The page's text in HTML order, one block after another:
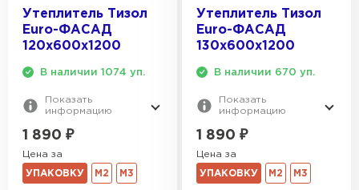
Утеплитель Тизол
Euro-ФАСАД
120х600х1200
В наличии 1074 уп.
Показать
информацию
1 890 ₽
Цена за
УПАКОВКУ М2 М3
Утеплитель Тизол
Euro-ФАСАД
130х600х1200
В наличии 670 уп.
Показать
информацию
1 890 ₽
Цена за
УПАКОВКУ М2 М3